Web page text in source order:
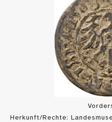
Herkunft/Rechte: